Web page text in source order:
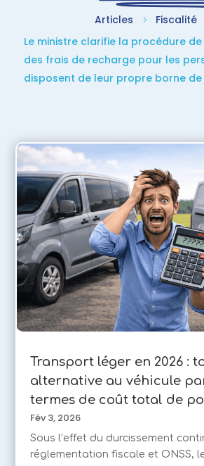
Articles 5 Fiscalité
Le ministre clarifie la procédure
des frais de recharge pour les
disposent de leur propre borne
Transport léger en 2026 :
alternative au véhicule
termes de coût total de
Fév 3, 2026
Sous l’effet du durcissement
réglementation fiscale et ONSS,